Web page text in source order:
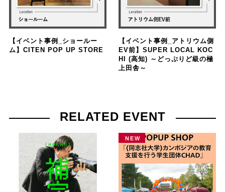
【イベント事例_ショールー
ム】CITEN POP UP STORE
【イベント事例_アトリウム側
EV前】SUPER LOCAL KOC
HI (高知) ～どっぷりど級の極
上田舎～
RELATED EVENT
NEW